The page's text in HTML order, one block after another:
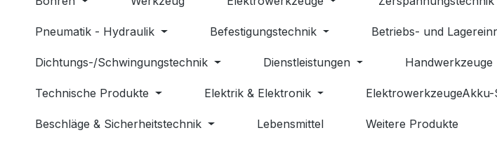
Pneumatik - Hydraulik Befestigungstechnik Betriebs- und
Dichtungs-/Schwingungstechnik Dienstleistungen Handwerkzeuge
Technische Produkte Elektrik & Elektronik
Beschläge & Sicherheitstechnik Lebensmittel Weitere Produkte